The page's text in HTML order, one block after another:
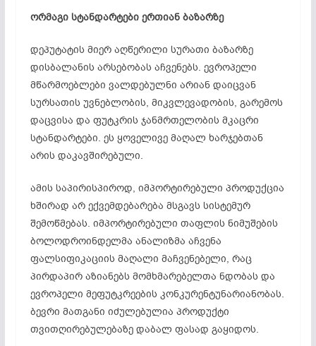
ორმაგი სტანდარტები ერთიან ბაზარზე
დეპუტატის მიერ აღწერილი სურათი ბაზარზე
დისბალანის არსებობას აჩვენებს. ევროპელი
მწარმოებლები ვალდებულნი არიან დაიცვან
სურსათის უვნებლობის, მიკვლევადობის, გარემოს
დაცვისა და ფუტკრის ჯანმრთელობის მკაცრი
სტანდარტები. ეს ყოველივე მაღალ ხარჯებთან
არის დაკავშირებული.
ამის საპირისპიროდ, იმპორტირებული პროდუქცია
ხშირად არ ექვემდებარება მსგავს სისტემურ
შემოწმებას. იმპორტირებული თაფლის ნიმუშების
ბოლოდროინდელმა ანალიზმა აჩვენა
ფალსიფიკაციის მაღალი მაჩვენებელი, რაც
პირდაპირ აზიანებს მომხმარებელთა ნდობას და
ევროპელი მეფუტკრეების კონკურენტუნარიანობას.
ბევრი მათგანი იძულებულია პროდუქტი
თვითღირებულებაზე დაბალ ფასად გაყიდოს.